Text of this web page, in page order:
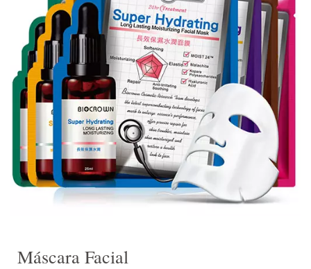
Máscara Facial